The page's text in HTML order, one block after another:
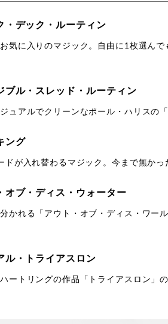
・デック・ルーティン
気に入りのマジック。自由に1枚選ん
ブル・スレッド・ルーティン
ュアルでクリーンなポール・ハリスの
ング
ドが入れ替わるマジック。今まで無かっ
オブ・ディス・ウォーター
かれる「アウト・オブ・ディス・ワー
ル・トライアスロン
ートリングの作品「トライアスロン」